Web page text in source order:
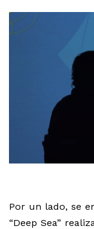
Por un lado, se
“Deep Sea”